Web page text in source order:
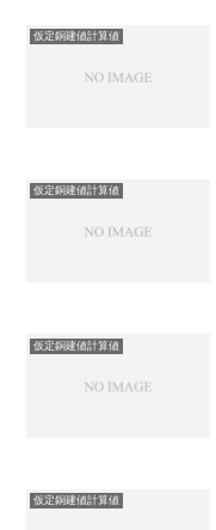
仮定銅建値計算値
仮定銅建値計算値
仮定銅建値計算値
仮定銅建値計算値